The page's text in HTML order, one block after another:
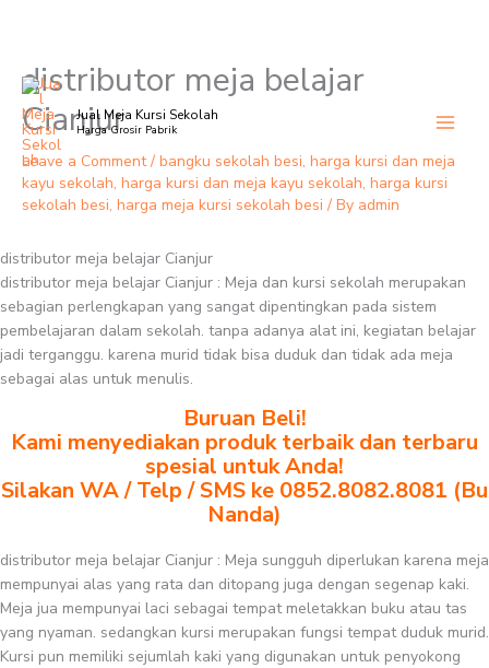
Skip
content
Jual Meja Kursi Sekolah
Harga Grosir Pabrik
distributor meja belajar
Cianjur
Leave a Comment / bangku sekolah besi, harga kursi dan meja
kayu sekolah, harga kursi dan meja kayu sekolah, harga kursi
sekolah besi, harga meja kursi sekolah besi / By admin
distributor meja belajar Cianjur
distributor meja belajar Cianjur : Meja dan kursi sekolah merupakan
sebagian perlengkapan yang sangat dipentingkan pada sistem
pembelajaran dalam sekolah. tanpa adanya alat ini, kegiatan belajar
jadi terganggu. karena murid tidak bisa duduk dan tidak ada meja
sebagai alas untuk menulis.
Buruan Beli!
Kami menyediakan produk terbaik dan terbaru
spesial untuk Anda!
Silakan WA / Telp / SMS ke 0852.8082.8081 (Bu
Nanda)
distributor meja belajar Cianjur : Meja sungguh diperlukan karena meja
mempunyai alas yang rata dan ditopang juga dengan segenap kaki.
Meja jua mempunyai laci sebagai tempat meletakkan buku atau tas
yang nyaman. sedangkan kursi merupakan fungsi tempat duduk murid.
Kursi pun memiliki sejumlah kaki yang digunakan untuk penyokong